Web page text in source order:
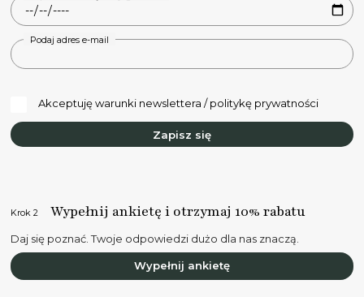
Podaj adres e-mail
Akceptuję warunki newslettera / politykę prywatności
Zapisz się
Krok 2 Wypełnij ankietę i otrzymaj 10% rabatu
Daj się poznać. Twoje odpowiedzi dużo dla nas znaczą.
Wypełnij ankietę